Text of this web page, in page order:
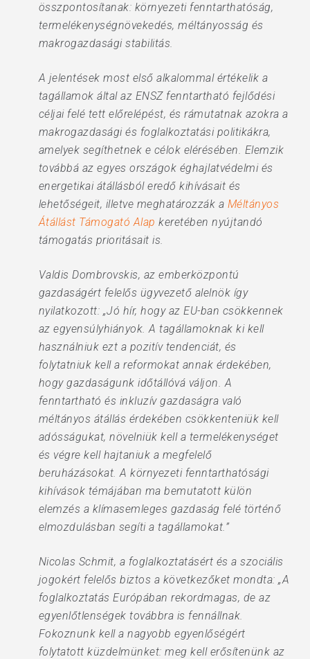
összpontosítanak: környezeti fenntarthatóság,
termelékenységnövekedés, méltányosság és
makrogazdasági stabilitás.
A jelentések most első alkalommal értékelik a
tagállamok által az ENSZ fenntartható fejlődési
céljai felé tett előrelépést, és rámutatnak azokra a
makrogazdasági és foglalkoztatási politikákra,
amelyek segíthetnek e célok elérésében. Elemzik
továbbá az egyes országok éghajlatvédelmi és
energetikai átállásból eredő kihívásait és
lehetőségeit, illetve meghatározzák a Méltányos
Átállást Támogató Alap keretében nyújtandó
támogatás prioritásait is.
Valdis Dombrovskis, az emberközpontú
gazdaságért felelős ügyvezető alelnök így
nyilatkozott: „Jó hír, hogy az EU-ban csökkennek
az egyensúlyhiányok. A tagállamoknak ki kell
használniuk ezt a pozitív tendenciát, és
folytatniuk kell a reformokat annak érdekében,
hogy gazdaságunk időtállóvá váljon. A
fenntartható és inkluzív gazdaságra való
méltányos átállás érdekében csökkenteniük kell
adósságukat, növelniük kell a termelékenységet
és végre kell hajtaniuk a megfelelő
beruházásokat. A környezeti fenntarthatósági
kihívások témájában ma bemutatott külön
elemzés a klímasemleges gazdaság felé történő
elmozdulásban segíti a tagállamokat.”
Nicolas Schmit, a foglalkoztatásért és a szociális
jogokért felelős biztos a következőket mondta: „A
foglalkoztatás Európában rekordmagas, de az
egyenlőtlenségek továbbra is fennállnak.
Fokoznunk kell a nagyobb egyenlőségért
folytatott küzdelmünket: meg kell erősítenünk az